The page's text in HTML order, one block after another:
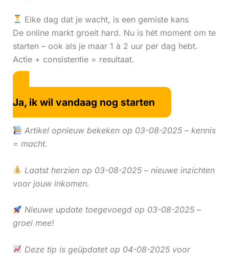
Elke dag dat je wacht, is een gemiste kans
De online markt groeit hard. Nu is hét moment om te
starten – ook als je maar 1 à 2 uur per dag hebt.
Actie + consistentie = resultaat.
Ja, ik wil vandaag nog starten
Artikel opnieuw bekeken op 03-08-2025 – kennis
= macht.
Laatst herzien op 03-08-2025 – nieuwe inzichten
voor jouw inkomen.
Nieuwe update toegevoegd op 03-08-2025 –
groei mee!
Deze tip is geüpdatet op 04-08-2025 voor